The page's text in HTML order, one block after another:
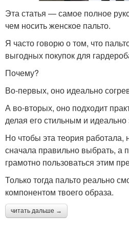
Эта статья — самое полное
чем носить женское пальто.
Я часто говорю о том, что
выгодных покупок для
Почему?
Во-первых, оно идеально
А во-вторых, оно подходит
делая его стильным и
Но чтобы эта теория работала,
сначала правильно выбрать, а
грамотно пользоваться этим
Только тогда пальто реально
компонентом твоего образа.
читать дальше →